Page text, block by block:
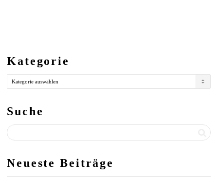
Kategorie
Kategorie
Suche
Neueste Beiträge